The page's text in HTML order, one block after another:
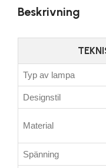
Beskrivning
Typ av lampa
Designstil
Material
Spänning